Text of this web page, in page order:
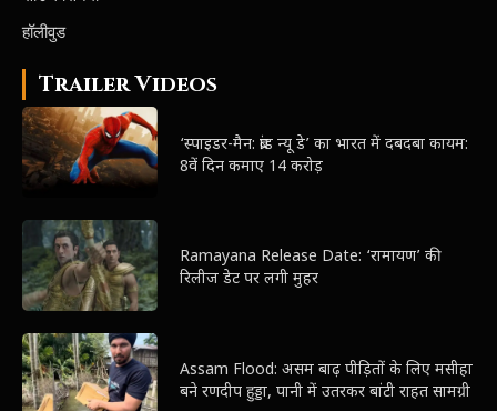
हॉलीवुड
Trailer Videos
‘स्पाइडर-मैन: ब्रांड न्यू डे’ का भारत में दबदबा कायम:
8वें दिन कमाए 14 करोड़
Ramayana Release Date: ‘रामायण’ की
रिलीज डेट पर लगी मुहर
Assam Flood: असम बाढ़ पीड़ितों के लिए मसीहा
बने रणदीप हुड्डा, पानी में उतरकर बांटी राहत सामग्री